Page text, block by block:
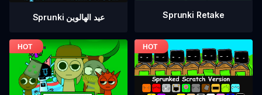
Sprunki عيد الهالوين Sprunki Retake